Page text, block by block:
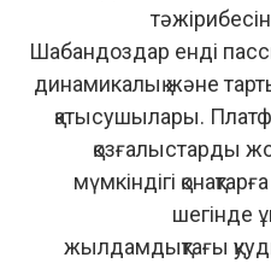
Шабандоздар енді
динамикалық және
қатысушылары.
қозғалыстарды
мүмкіндігі
шегінде
жылдамдықтағы